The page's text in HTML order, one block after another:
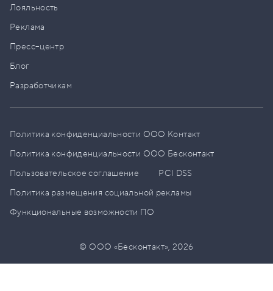
Лояльность
Реклама
Пресс–центр
Блог
Разработчикам
Политика конфиденциальности ООО Контакт
Политика конфиденциальности ООО Бесконтакт
Пользовательское соглашение
PCI DSS
Политика размещения социальной рекламы
Функциональные возможности ПО
© ООО «Бесконтакт»,2026